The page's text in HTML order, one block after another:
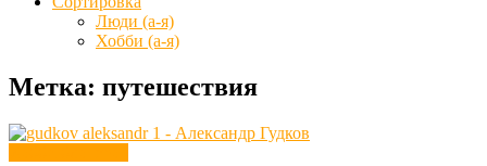
Люди (а-я)
Хобби (а-я)
Метка: путешествия